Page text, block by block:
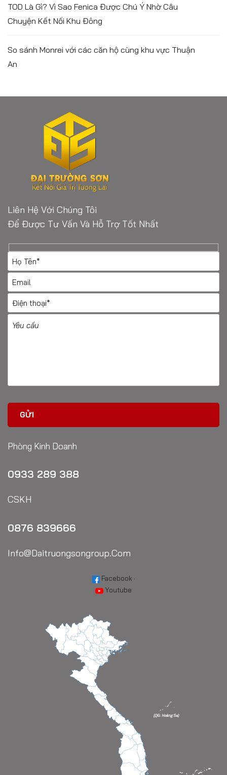
TOD Là Gì? Vì Sao Fenica Được Chú Ý Nhờ Câu
Chuyện Kết Nối Khu Đông
So sánh Monrei với các căn hộ cùng khu vực Thuận
An
Liên Hệ Với Chúng Tôi
Để Được Tư Vấn Và Hỗ Trợ Tốt Nhất
Phòng Kinh Doanh
0933 289 388
CSKH
0876 839666
Info@daitruongsongroup.com
Facebook ·
Youtube